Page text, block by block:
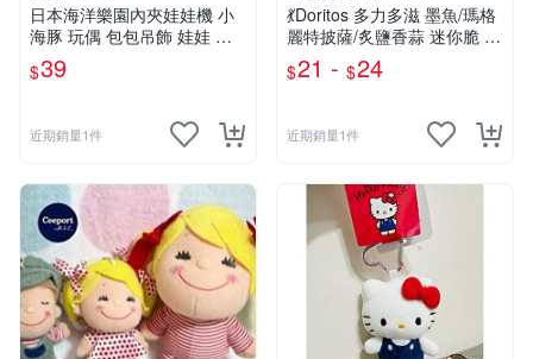
日本海洋樂園內夾娃娃機 小
海豚 玩偶 包包吊飾 娃娃 玩
具 床伴 粉紅色 紫色 藍色 灰
色 全新台北現貨
$39
近期銷量1件
💃Doritos 多力多滋 墨魚/瑪格
麗特披薩/炙鹽香蒜 迷你脆 54
g🕺 洋芋片 玉米片薯片 餅乾
隨身包 玉米脆片 零食
$21 - $24
近期銷量1件